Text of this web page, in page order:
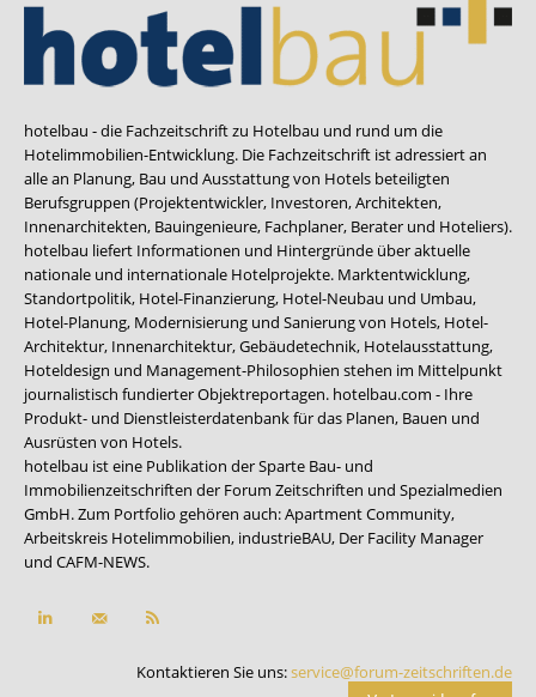
hotelbau - die Fachzeitschrift zu Hotelbau und rund um die
Hotelimmobilien-Entwicklung. Die Fachzeitschrift ist adressiert an
alle an Planung, Bau und Ausstattung von Hotels beteiligten
Berufsgruppen (Projektentwickler, Investoren, Architekten,
Innenarchitekten, Bauingenieure, Fachplaner, Berater und Hoteliers).
hotelbau liefert Informationen und Hintergründe über aktuelle
nationale und internationale Hotelprojekte. Marktentwicklung,
Standortpolitik, Hotel-Finanzierung, Hotel-Neubau und Umbau,
Hotel-Planung, Modernisierung und Sanierung von Hotels, Hotel-
Architektur, Innenarchitektur, Gebäudetechnik, Hotelausstattung,
Hoteldesign und Management-Philosophien stehen im Mittelpunkt
journalistisch fundierter Objektreportagen. hotelbau.com - Ihre
Produkt- und Dienstleisterdatenbank für das Planen, Bauen und
Ausrüsten von Hotels.
hotelbau ist eine Publikation der Sparte Bau- und
Immobilienzeitschriften der Forum Zeitschriften und Spezialmedien
GmbH. Zum Portfolio gehören auch:Apartment Community,
Arbeitskreis Hotelimmobilien, industrieBAU, Der Facility Manager
und CAFM-NEWS.
Kontaktieren Sie uns:service@forum-zeitschriften.de